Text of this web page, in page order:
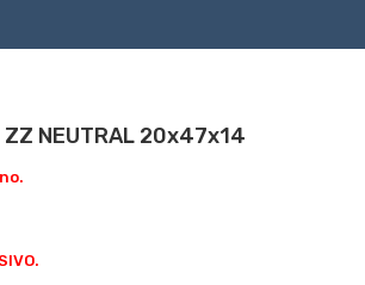
NEUTRAL 20x47x14